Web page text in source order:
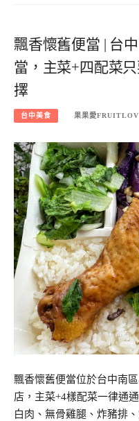
飄香懷舊便當 | 台
當，主菜+四配菜
擇
台中美食 果果愛
飄香懷舊便當位於台中南
店，主菜+4樣配菜一律通
白肉、無骨雞腿、炸豬排